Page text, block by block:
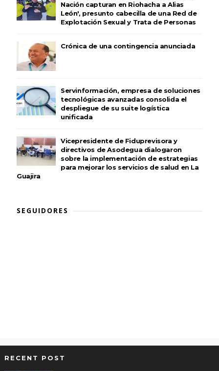
Nación capturan en Riohacha a Alias
León', presunto cabecilla de una Red de
Explotación Sexual y Trata de Personas
Crónica de una contingencia anunciada
Servinformación, empresa de soluciones
tecnológicas avanzadas consolida el
despliegue de su suite logística
unificada
Vicepresidente de Fiduprevisora y
directivos de Asodegua dialogaron
sobre la implementación de estrategias
para mejorar los servicios de salud en La
Guajira
SEGUIDORES
RECENT POST